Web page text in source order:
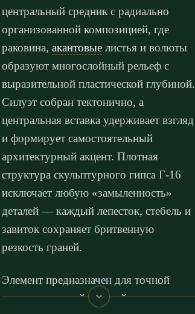
центральный средник с радиально
организованной композицией, где
раковина, акантовые листья и волюты
образуют многослойный рельеф с
выразительной пластической глубиной.
Силуэт собран тектонично, а
центральная вставка удерживает взгляд
и формирует самостоятельный
архитектурный акцент. Плотная
структура скульптурного гипса Г-16
исключает любую «замыленность»
деталей — каждый лепесток, стебель и
завиток сохраняет бритвенную
резкость граней.
Элемент предназначен для точной
композиционной настройки